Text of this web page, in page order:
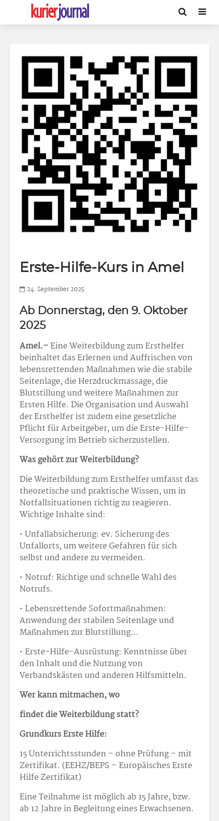
Erste-Hilfe-Kurs in Amel
24. September 2025
Ab Donnerstag, den 9. Oktober
2025
Amel.–Eine Weiterbildung zum Ersthelfer
beinhaltet das Erlernen und Auffrischen von
lebensrettenden Maßnahmen wie die stabile
Seitenlage, die Herzdruckmassage, die
Blutstillung und weitere Maßnahmen zur
Ersten Hilfe. Die Organisation und Auswahl
der Ersthelfer ist zudem eine gesetzliche
Pflicht für Arbeitgeber, um die Erste-Hilfe-
Versorgung im Betrieb sicherzustellen.
Was gehört zur Weiterbildung?
Die Weiterbildung zum Ersthelfer umfasst das
theoretische und praktische Wissen, um in
Notfallsituationen richtig zu reagieren.
Wichtige Inhalte sind:
• Unfallabsicherung: ev. Sicherung des
Unfallorts, um weitere Gefahren für sich
selbst und andere zu vermeiden.
• Notruf: Richtige und schnelle Wahl des
Notrufs.
• Lebensrettende Sofortmaßnahmen:
Anwendung der stabilen Seitenlage und
Maßnahmen zur Blutstillung…
• Erste-Hilfe-Ausrüstung: Kenntnisse über
den Inhalt und die Nutzung von
Verbandskästen und anderen Hilfsmitteln.
Wer kann mitmachen, wo
findet die Weiterbildung statt?
Grundkurs Erste Hilfe:
15 Unterrichtsstunden – ohne Prüfung – mit
Zertifikat. (EEHZ/BEPS – Europäisches Erste
Hilfe Zertifikat)
Eine Teilnahme ist möglich ab 15 Jahre, bzw.
ab 12 Jahre in Begleitung eines Erwachsenen.